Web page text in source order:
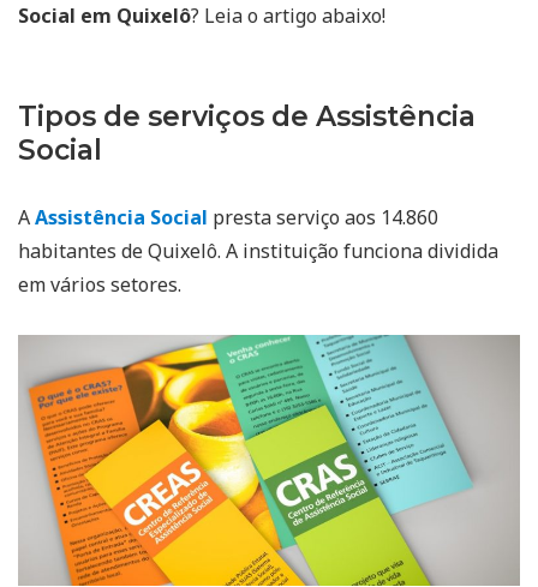
Social em Quixelô? Leia o artigo abaixo!
Tipos de serviços de Assistência
Social
AAssistência Social presta serviço aos 14.860
habitantes de Quixelô. A instituição funciona dividida
em vários setores.